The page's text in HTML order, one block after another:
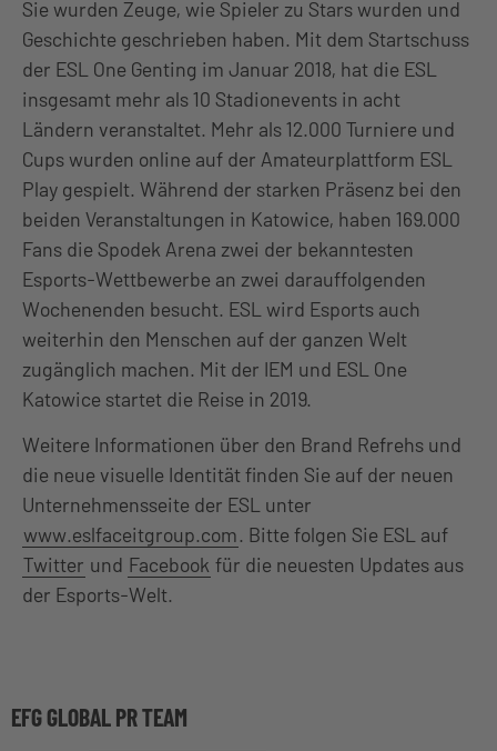
Sie wurden Zeuge, wie Spieler zu Stars wurden und
Geschichte geschrieben haben. Mit dem Startschuss
der ESL One Genting im Januar 2018, hat die ESL
insgesamt mehr als 10 Stadionevents in acht
Ländern veranstaltet. Mehr als 12.000 Turniere und
Cups wurden online auf der Amateurplattform ESL
Play gespielt. Während der starken Präsenz bei den
beiden Veranstaltungen in Katowice, haben 169.000
Fans die Spodek Arena zwei der bekanntesten
Esports-Wettbewerbe an zwei darauffolgenden
Wochenenden besucht. ESL wird Esports auch
weiterhin den Menschen auf der ganzen Welt
zugänglich machen. Mit der IEM und ESL One
Katowice startet die Reise in 2019.
Weitere Informationen über den Brand Refrehs und
die neue visuelle Identität finden Sie auf der neuen
Unternehmensseite der ESL unter
www.eslfaceitgroup.com. Bitte folgen Sie ESL auf
Twitter und Facebook für die neuesten Updates aus
der Esports-Welt.
EFG GLOBAL PR TEAM